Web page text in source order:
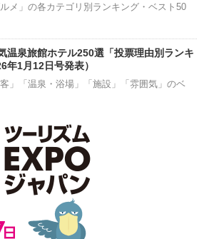
メ」の各カテゴリ別ランキング・ベスト50
温泉旅館ホテル250選「投票理由別ランキ
年1月12日号発表）
客」「温泉・浴場」「施設」「雰囲気」のベ